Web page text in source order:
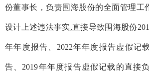
份董事长 ，负责围海股份的全面管理工
设计上述违法事实,直接导致围海股份2
年年度报告、2022年年度报告虚假记
告、2019年年度报告虚假记载的直接